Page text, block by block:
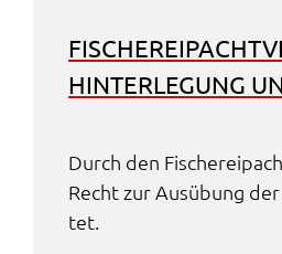
HINTER­LE­GUNG
Durch den
Recht zur Ausübung
tet.